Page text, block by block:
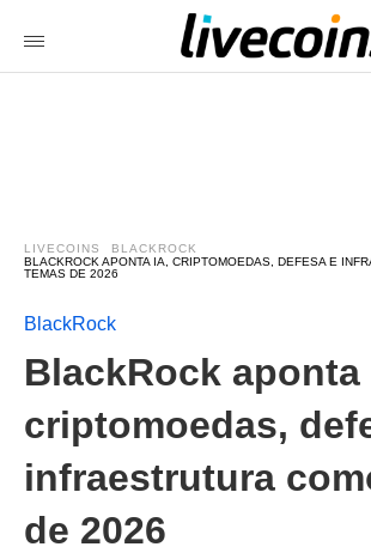
LIVECOINS
BLACKROCK
BLACKROCK APONTA IA, CRIPTOMOEDAS, DEFESA E
TEMAS DE 2026
BlackRock
BlackRock aponta
criptomoedas,
infraestrutura
de 2026